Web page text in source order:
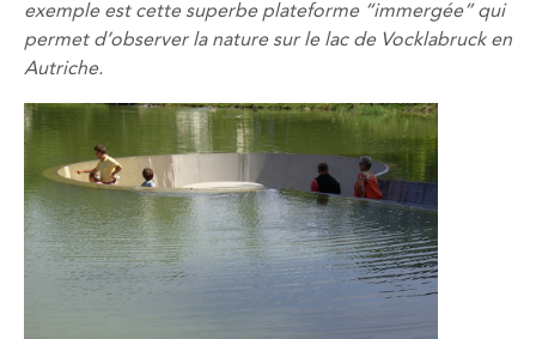
exemple est cette superbe plateforme “immergée” qui
permet d’observer la nature sur le lac de Vocklabruck en
Autriche.